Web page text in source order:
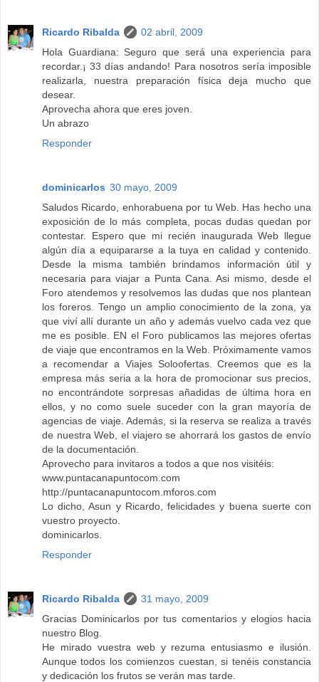
Ricardo Ribalda
02 abril, 2009
Hola Guardiana: Seguro que será una experiencia para
recordar.¡ 33 días andando! Para nosotros sería imposible
realizarla, nuestra preparación física deja mucho que
desear.
Aprovecha ahora que eres joven.
Un abrazo
Responder
dominicarlos 30 mayo, 2009
Saludos Ricardo, enhorabuena por tu Web. Has hecho una
exposición de lo más completa, pocas dudas quedan por
contestar. Espero que mi recién inaugurada Web llegue
algún día a equipararse a la tuya en calidad y contenido.
Desde la misma también brindamos información útil y
necesaria para viajar a Punta Cana. Asi mismo, desde el
Foro atendemos y resolvemos las dudas que nos plantean
los foreros. Tengo un amplio conocimiento de la zona, ya
que viví allí durante un año y además vuelvo cada vez que
me es posible. EN el Foro publicamos las mejores ofertas
de viaje que encontramos en la Web. Próximamente vamos
a recomendar a Viajes Soloofertas. Creemos que es la
empresa más seria a la hora de promocionar sus precios,
no encontrándote sorpresas añadidas de última hora en
ellos, y no como suele suceder con la gran mayoría de
agencias de viaje. Además, si la reserva se realiza a través
de nuestra Web, el viajero se ahorrará los gastos de envío
de la documentación.
Aprovecho para invitaros a todos a que nos visitéis:
www.puntacanapuntocom.com
http://puntacanapuntocom.mforos.com
Lo dicho, Asun y Ricardo, felicidades y buena suerte con
vuestro proyecto.
dominicarlos.
Responder
Ricardo Ribalda
31 mayo, 2009
Gracias Dominicarlos por tus comentarios y elogios hacia
nuestro Blog.
He mirado vuestra web y rezuma entusiasmo e ilusión.
Aunque todos los comienzos cuestan, si tenéis constancia
y dedicación los frutos se verán mas tarde.